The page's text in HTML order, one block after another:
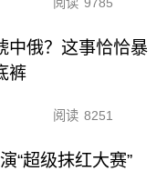
中俄？这事恰恰暴
裤
阅读 8251
“超级抹红大赛”